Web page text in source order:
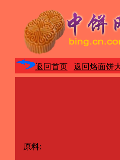
返回首页 返回烙面饼
原料: